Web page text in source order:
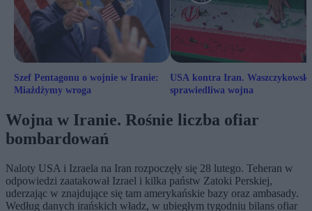
Szef Pentagonu o wojnie w Iranie:
Miażdżymy wroga
USA kontra Iran.
sprawiedliwa wojna
Wojna w Iranie. Rośnie liczba ofiar
bombardowań
Naloty USA i Izraela na Iran rozpoczęły się 28 lutego. Teheran w
odpowiedzi zaatakował Izrael i kilka państw Zatoki Perskiej,
uderzając w znajdujące się tam amerykańskie bazy oraz ambasady.
Według danych irańskich władz, w ubiegłym tygodniu bilans ofiar